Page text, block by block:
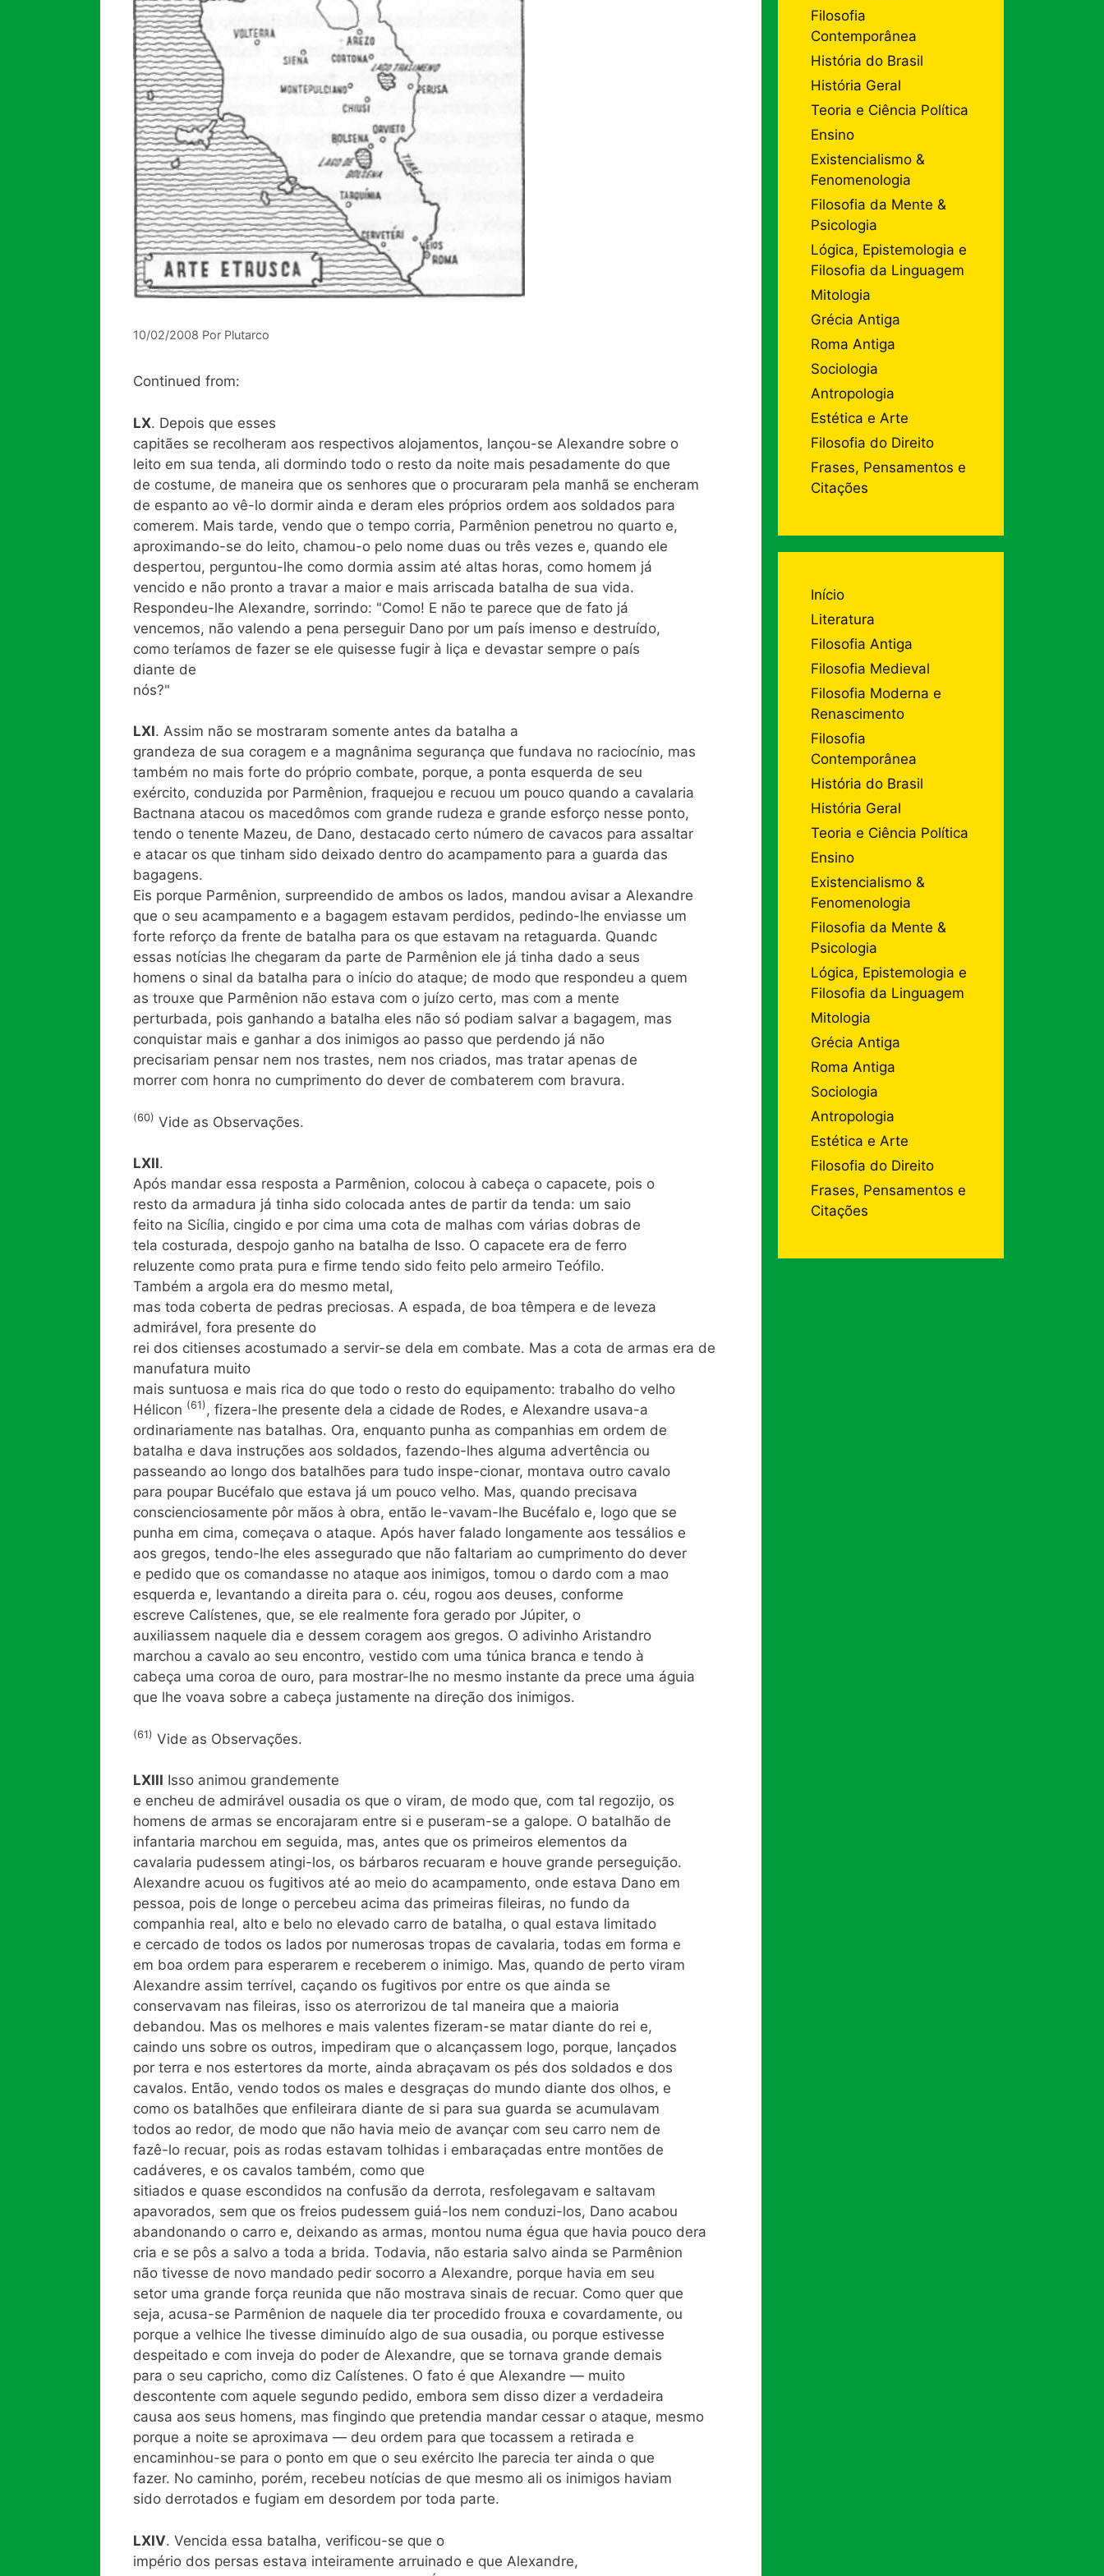
10/02/2008 Por Plutarco
Continued from:
LX. Depois que esses
capitães se recolheram aos respectivos alojamentos, lançou-se Alexandre sobre o
leito em sua tenda, ali dormindo todo o resto da noite mais pesadamente do que
de costume, de maneira que os senhores que o procuraram pela manhã se encheram
de espanto ao vê-lo dormir ainda e deram eles próprios ordem aos soldados para
comerem. Mais tarde, vendo que o tempo corria, Parmênion penetrou no quarto e,
aproximando-se do leito, chamou-o pelo nome duas ou três vezes e, quando ele
despertou, perguntou-lhe como dormia assim até altas horas, como homem já
vencido e não pronto a travar a maior e mais arriscada batalha de sua vida.
Respondeu-lhe Alexandre, sorrindo: "Como! E não te parece que de fato já
vencemos, não valendo a pena perseguir Dano por um país imenso e destruído,
como teríamos de fazer se ele quisesse fugir à liça e devastar sempre o país
diante de
nós?"
LXI. Assim não se mostraram somente antes da batalha a
grandeza de sua coragem e a magnânima segurança que fundava no raciocínio, mas
também no mais forte do próprio combate, porque, a ponta esquerda de seu
exército, conduzida por Parmênion, fraquejou e recuou um pouco quando a cavalaria
Bactnana atacou os macedômos com grande rudeza e grande esforço nesse ponto,
tendo o tenente Mazeu, de Dano, destacado certo número de cavacos para assaltar
e atacar os que tinham sido deixado dentro do acampamento para a guarda das
bagagens.
Eis porque Parmênion, surpreendido de ambos os lados, mandou avisar a Alexandre
que o seu acampamento e a bagagem estavam perdidos, pedindo-lhe enviasse um
forte reforço da frente de batalha para os que estavam na retaguarda. Quandc
essas notícias lhe chegaram da parte de Parmênion ele já tinha dado a seus
homens o sinal da batalha para o início do ataque; de modo que respondeu a quem
as trouxe que Parmênion não estava com o juízo certo, mas com a mente
perturbada, pois ganhando a batalha eles não só podiam salvar a bagagem, mas
conquistar mais e ganhar a dos inimigos ao passo que perdendo já não
precisariam pensar nem nos trastes, nem nos criados, mas tratar apenas de
morrer com honra no cumprimento do dever de combaterem com bravura.
(60) Vide as Observações.
LXII.
Após mandar essa resposta a Parmênion, colocou à cabeça o capacete, pois o
resto da armadura já tinha sido colocada antes de partir da tenda: um saio
feito na Sicília, cingido e por cima uma cota de malhas com várias dobras de
tela costurada, despojo ganho na batalha de Isso. O capacete era de ferro
reluzente como prata pura e firme tendo sido feito pelo armeiro Teófilo.
Também a argola era do mesmo metal,
mas toda coberta de pedras preciosas. A espada, de boa têmpera e de leveza
admirável, fora presente do
rei dos citienses acostumado a servir-se dela em combate. Mas a cota de armas era de
manufatura muito
mais suntuosa e mais rica do que todo o resto do equipamento: trabalho do velho
Hélicon (61), fizera-lhe presente dela a cidade de Rodes, e Alexandre usava-a
ordinariamente nas batalhas. Ora, enquanto punha as companhias em ordem de
batalha e dava instruções aos soldados, fazendo-lhes alguma advertência ou
passeando ao longo dos batalhões para tudo inspe-cionar, montava outro cavalo
para poupar Bucéfalo que estava já um pouco velho. Mas, quando precisava
conscienciosamente pôr mãos à obra, então le-vavam-lhe Bucéfalo e, logo que se
punha em cima, começava o ataque. Após haver falado longamente aos tessálios e
aos gregos, tendo-lhe eles assegurado que não faltariam ao cumprimento do dever
e pedido que os comandasse no ataque aos inimigos, tomou o dardo com a mao
esquerda e, levantando a direita para o. céu, rogou aos deuses, conforme
escreve Calístenes, que, se ele realmente fora gerado por Júpiter, o
auxiliassem naquele dia e dessem coragem aos gregos. O adivinho Aristandro
marchou a cavalo ao seu encontro, vestido com uma túnica branca e tendo à
cabeça uma coroa de ouro, para mostrar-lhe no mesmo instante da prece uma águia
que lhe voava sobre a cabeça justamente na direção dos inimigos.
(61) Vide as Observações.
LXIII Isso animou grandemente
e encheu de admirável ousadia os que o viram, de modo que, com tal regozijo, os
homens de armas se encorajaram entre si e puseram-se a galope. O batalhão de
infantaria marchou em seguida, mas, antes que os primeiros elementos da
cavalaria pudessem atingi-los, os bárbaros recuaram e houve grande perseguição.
Alexandre acuou os fugitivos até ao meio do acampamento, onde estava Dano em
pessoa, pois de longe o percebeu acima das primeiras fileiras, no fundo da
companhia real, alto e belo no elevado carro de batalha, o qual estava limitado
e cercado de todos os lados por numerosas tropas de cavalaria, todas em forma e
em boa ordem para esperarem e receberem o inimigo. Mas, quando de perto viram
Alexandre assim terrível, caçando os fugitivos por entre os que ainda se
conservavam nas fileiras, isso os aterrorizou de tal maneira que a maioria
debandou. Mas os melhores e mais valentes fizeram-se matar diante do rei e,
caindo uns sobre os outros, impediram que o alcançassem logo, porque, lançados
por terra e nos estertores da morte, ainda abraçavam os pés dos soldados e dos
cavalos. Então, vendo todos os males e desgraças do mundo diante dos olhos, e
como os batalhões que enfileirara diante de si para sua guarda se acumulavam
todos ao redor, de modo que não havia meio de avançar com seu carro nem de
fazê-lo recuar, pois as rodas estavam tolhidas i embaraçadas entre montões de
cadáveres, e os cavalos também, como que
sitiados e quase escondidos na confusão da derrota, resfolegavam e saltavam
apavorados, sem que os freios pudessem guiá-los nem conduzi-los, Dano acabou
abandonando o carro e, deixando as armas, montou numa égua que havia pouco dera
cria e se pôs a salvo a toda a brida. Todavia, não estaria salvo ainda se Parmênion
não tivesse de novo mandado pedir socorro a Alexandre, porque havia em seu
setor uma grande força reunida que não mostrava sinais de recuar. Como quer que
seja, acusa-se Parmênion de naquele dia ter procedido frouxa e covardamente, ou
porque a velhice lhe tivesse diminuído algo de sua ousadia, ou porque estivesse
despeitado e com inveja do poder de Alexandre, que se tornava grande demais
para o seu capricho, como diz Calístenes. O fato é que Alexandre — muito
descontente com aquele segundo pedido, embora sem disso dizer a verdadeira
causa aos seus homens, mas fingindo que pretendia mandar cessar o ataque, mesmo
porque a noite se aproximava — deu ordem para que tocassem a retirada e
encaminhou-se para o ponto em que o seu exército lhe parecia ter ainda o que
fazer. No caminho, porém, recebeu notícias de que mesmo ali os inimigos haviam
sido derrotados e fugiam em desordem por toda parte.
LXIV. Vencida essa batalha, verificou-se que o
império dos persas estava inteiramente arruinado e que Alexandre,
Filosofia
Contemporânea
História do Brasil
História Geral
Teoria e Ciência Política
Ensino
Existencialismo &
Fenomenologia
Filosofia da Mente &
Psicologia
Lógica, Epistemologia e
Filosofia da Linguagem
Mitologia
Grécia Antiga
Roma Antiga
Sociologia
Antropologia
Estética e Arte
Filosofia do Direito
Frases, Pensamentos e
Citações
Início
Literatura
Filosofia Antiga
Filosofia Medieval
Filosofia Moderna e
Renascimento
Filosofia
Contemporânea
História do Brasil
História Geral
Teoria e Ciência Política
Ensino
Existencialismo &
Fenomenologia
Filosofia da Mente &
Psicologia
Lógica, Epistemologia e
Filosofia da Linguagem
Mitologia
Grécia Antiga
Roma Antiga
Sociologia
Antropologia
Estética e Arte
Filosofia do Direito
Frases, Pensamentos e
Citações